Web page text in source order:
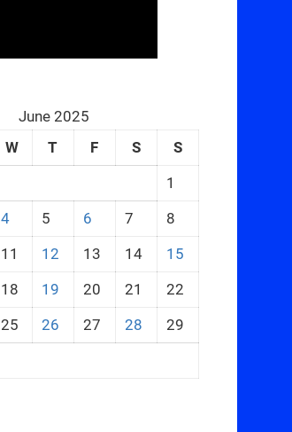
June 2025
W T F S
S
1
4 5 6 7
8
11 12 13 14
15
18 19 20 21
22
25 26 27 28
29